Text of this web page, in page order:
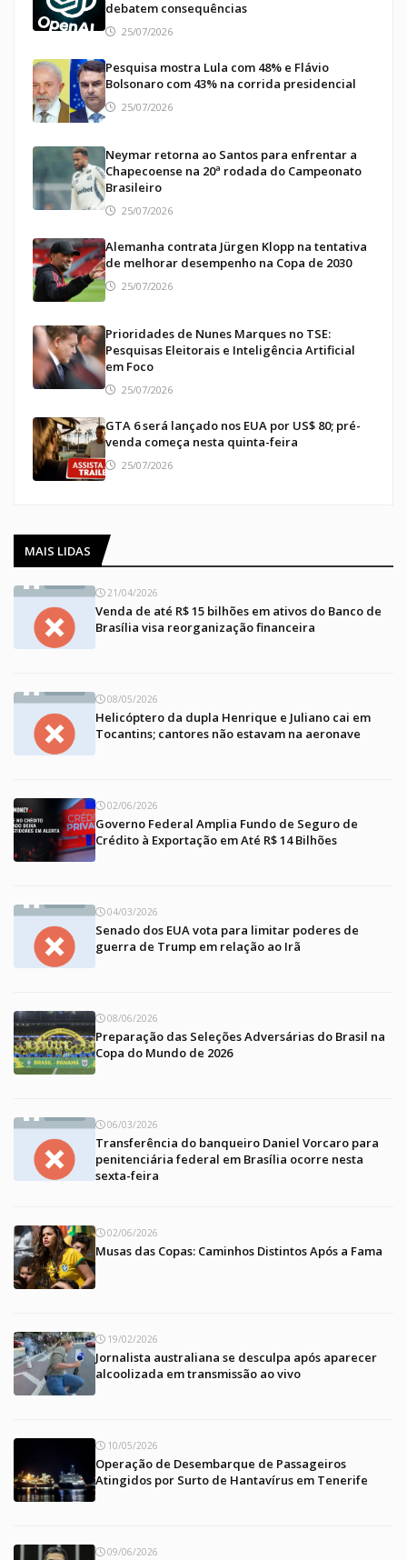
debatem consequências
25/07/2026
Pesquisa mostra Lula com 48% e Flávio
Bolsonaro com 43% na corrida presidencial
25/07/2026
Neymar retorna ao Santos para enfrentar a
Chapecoense na 20ª rodada do Campeonato
Brasileiro
25/07/2026
Alemanha contrata Jürgen Klopp na tentativa
de melhorar desempenho na Copa de 2030
25/07/2026
Prioridades de Nunes Marques no TSE:
Pesquisas Eleitorais e Inteligência Artificial
em Foco
25/07/2026
GTA 6 será lançado nos EUA por US$ 80; pré-
venda começa nesta quinta-feira
25/07/2026
MAIS LIDAS
21/04/2026
Venda de até R$ 15 bilhões em ativos do Banco de
Brasília visa reorganização financeira
08/05/2026
Helicóptero da dupla Henrique e Juliano cai em
Tocantins; cantores não estavam na aeronave
02/06/2026
Governo Federal Amplia Fundo de Seguro de
Crédito à Exportação em Até R$ 14 Bilhões
04/03/2026
Senado dos EUA vota para limitar poderes de
guerra de Trump em relação ao Irã
08/06/2026
Preparação das Seleções Adversárias do Brasil na
Copa do Mundo de 2026
06/03/2026
Transferência do banqueiro Daniel Vorcaro para
penitenciária federal em Brasília ocorre nesta
sexta-feira
02/06/2026
Musas das Copas: Caminhos Distintos Após a Fama
19/02/2026
Jornalista australiana se desculpa após aparecer
alcoolizada em transmissão ao vivo
10/05/2026
Operação de Desembarque de Passageiros
Atingidos por Surto de Hantavírus em Tenerife
09/06/2026